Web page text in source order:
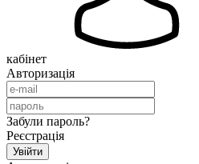
кабінет
Авторизація
Забули пароль?
Реєстрація